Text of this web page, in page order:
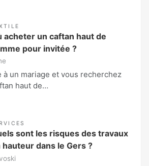
acheter un caftan haut de
pour invitée ?
à un mariage et vous recherchez
haut de…
sont les risques des travaux
hauteur dans le Gers ?